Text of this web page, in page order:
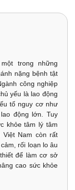
trong những
nặng bệnh tật
công nghiệp
yếu là lao động
tố nguy cơ như
động lớn. Tuy
khỏe tâm lý tâm
Việt Nam còn rất
rối loạn lo âu
để làm cơ sở
cao sức khỏe